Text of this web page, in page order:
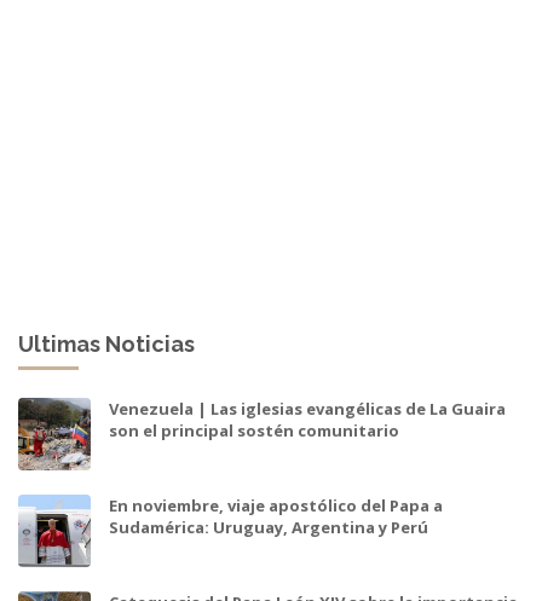
Ultimas Noticias
Venezuela | Las iglesias evangélicas de La Guaira
son el principal sostén comunitario
En noviembre, viaje apostólico del Papa a
Sudamérica: Uruguay, Argentina y Perú